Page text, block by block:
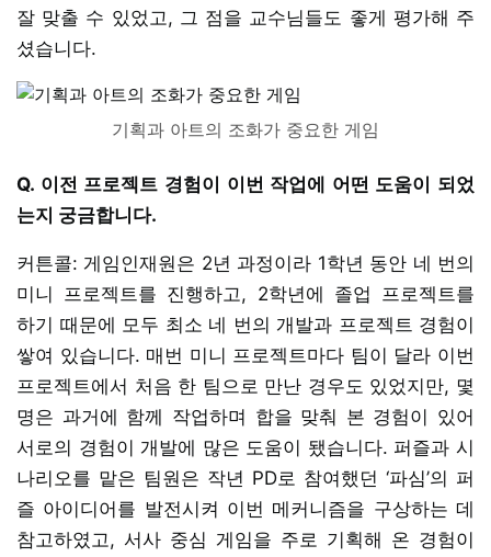
잘 맞출 수 있었고, 그 점을 교수님들도 좋게 평가해 주
셨습니다.
기획과 아트의 조화가 중요한 게임
Q. 이전 프로젝트 경험이 이번 작업에 어떤 도움이 되었
는지 궁금합니다.
커튼콜: 게임인재원은 2년 과정이라 1학년 동안 네 번의
미니 프로젝트를 진행하고, 2학년에 졸업 프로젝트를
하기 때문에 모두 최소 네 번의 개발과 프로젝트 경험이
쌓여 있습니다. 매번 미니 프로젝트마다 팀이 달라 이번
프로젝트에서 처음 한 팀으로 만난 경우도 있었지만, 몇
명은 과거에 함께 작업하며 합을 맞춰 본 경험이 있어
서로의 경험이 개발에 많은 도움이 됐습니다. 퍼즐과 시
나리오를 맡은 팀원은 작년 PD로 참여했던 ‘파심’의 퍼
즐 아이디어를 발전시켜 이번 메커니즘을 구상하는 데
참고하였고, 서사 중심 게임을 주로 기획해 온 경험이